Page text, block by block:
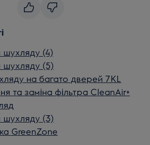
шухляду (4)
шухляду (5)
на багато дверей 7KL
та заміна фільтра CleanAir+
шухляду (3)
GreenZone